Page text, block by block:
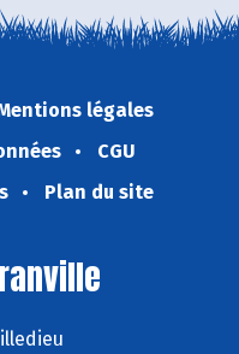
légales
CGU
Plan du site